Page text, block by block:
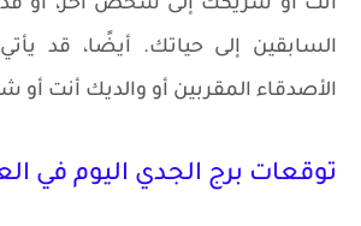
أنت أو شريكك إلى شخص آخر، أو قد
السابقين إلى حياتك. أيضًا، قد
الأصدقاء المقربين أو والديك أنت أو
توقعات برج الجدي اليوم في